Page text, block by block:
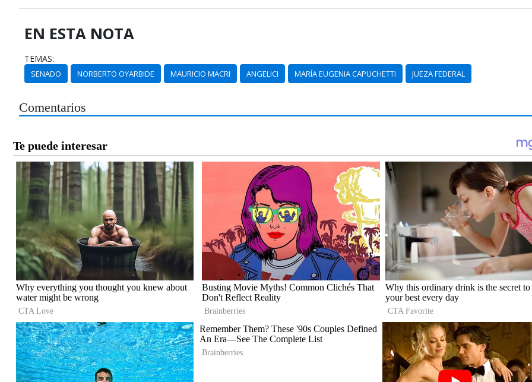
EN ESTA NOTA
TEMAS:
SENADO NORBERTO OYARBIDE MAURICIO MACRI ANGELICI MARÍA EUGENIA CAPUCHETTI JUEZA FEDERAL
Comentarios